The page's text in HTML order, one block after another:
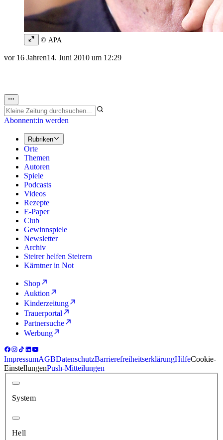
© APA
vor 16 Jahren14. Juni 2010 um 12:29
Abonnent:in werden
Rubriken
Orte
Themen
Autoren
Spiele
Podcasts
Videos
Rezepte
E-Paper
Club
Gewinnspiele
Newsletter
Archiv
Steirer helfen Steirern
Kärntner in Not
Shop
Auktion
Kinderzeitung
Trauerportal
Partnersuche
Werbung
ImpressumAGBDatenschutzBarrierefreiheitserklärungHilfeCookie-
EinstellungenPush-Mitteilungen
System
Hell